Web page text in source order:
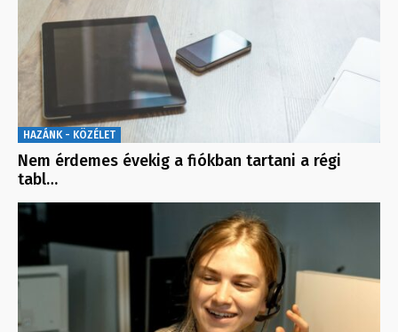
HAZÁNK - KÖZÉLET
Nem érdemes évekig a fiókban tartani a régi
tabl…